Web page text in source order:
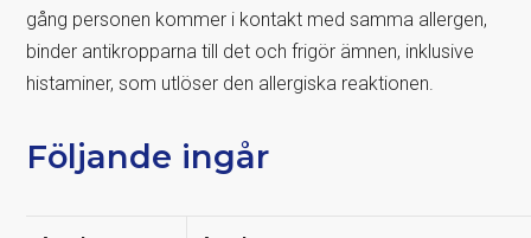
gång personen kommer i kontakt med samma allergen,
binder antikropparna till det och frigör ämnen, inklusive
histaminer, som utlöser den allergiska reaktionen.
Följande ingår